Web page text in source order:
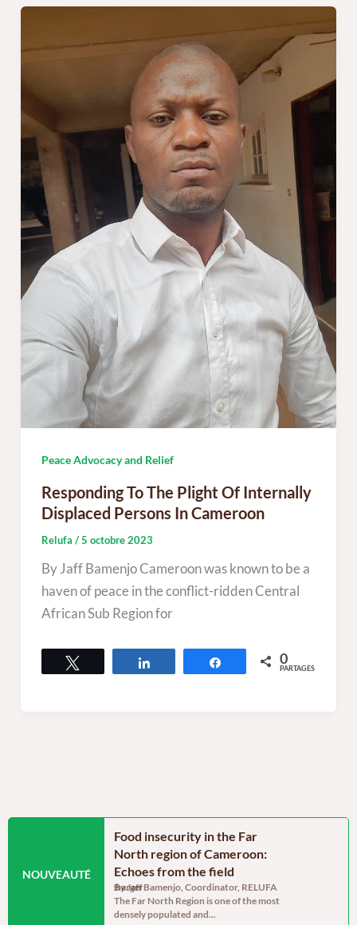
Peace Advocacy and Relief
Responding To The Plight Of Internally
Displaced Persons In Cameroon
Relufa /5 octobre 2023
By Jaff Bamenjo Cameroon was known to be a
haven of peace in the conflict-ridden Central
African Sub Region for
Partagez 0
PARTAGES
NOUVEAUTÉ
Food insecurity in the Far
North region of Cameroon:
Echoes from the field
By Jaff Bamenjo, Coordinator, RELUFA
The Far North Region is one of the most
densely populated and...